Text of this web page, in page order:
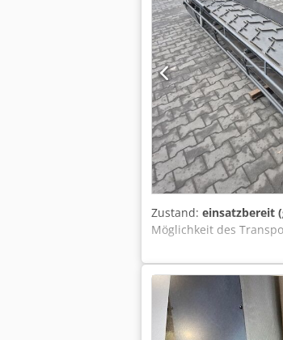
Zustand: einsatzbereit
Möglichkeit des